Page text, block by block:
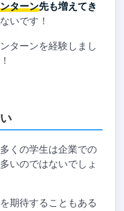
ターン先も増えてき
いです！
ターンを経験しまし
くの学生は企業での
いのではないでしょ
期待することもある